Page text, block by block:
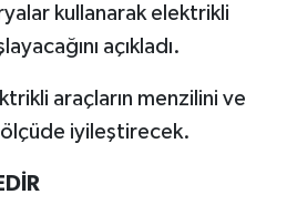
kullanarak elektrikli
açıkladı.
araçların menzilini ve
iyileştirecek.